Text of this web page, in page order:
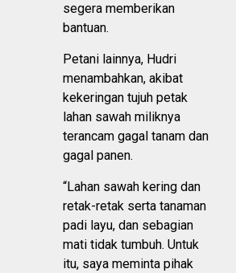
segera memberikan
bantuan.
Petani lainnya, Hudri
menambahkan, akibat
kekeringan tujuh petak
lahan sawah miliknya
terancam gagal tanam dan
gagal panen.
“Lahan sawah kering dan
retak-retak serta tanaman
padi layu, dan sebagian
mati tidak tumbuh. Untuk
itu, saya meminta pihak